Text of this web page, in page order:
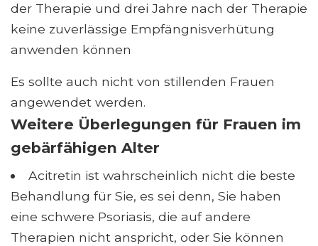
der Therapie und drei Jahre nach der Therapie
keine zuverlässige Empfängnisverhütung
anwenden können
Es sollte auch nicht von stillenden Frauen
angewendet werden.
Weitere Überlegungen für Frauen im
gebärfähigen Alter
Acitretin ist wahrscheinlich nicht die beste
Behandlung für Sie, es sei denn, Sie haben
eine schwere Psoriasis, die auf andere
Therapien nicht anspricht, oder Sie können